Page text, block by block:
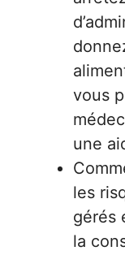
vous
une
les
gérés
la